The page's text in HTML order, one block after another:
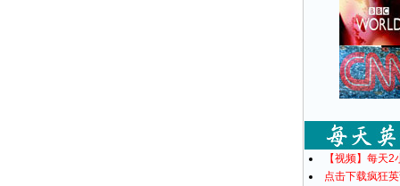
【视频】每天
点击下载疯狂